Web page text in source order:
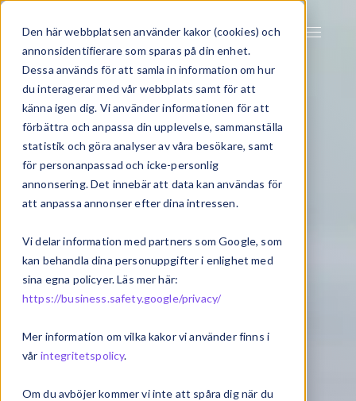
Den här webbplatsen använder kakor (cookies) och
annonsidentifierare som sparas på din enhet.
Dessa används för att samla in information om hur
du interagerar med vår webbplats samt för att
känna igen dig. Vi använder informationen för att
förbättra och anpassa din upplevelse, sammanställa
statistik och göra analyser av våra besökare, samt
för personanpassad och icke-personlig
annonsering. Det innebär att data kan användas för
att anpassa annonser efter dina intressen.
Vi delar information med partners som Google, som
kan behandla dina personuppgifter i enlighet med
sina egna policyer. Läs mer här:
https://business.safety.google/privacy/
Mer information om vilka kakor vi använder finns i
vår integritetspolicy.
Om du avböjer kommer vi inte att spåra dig när du